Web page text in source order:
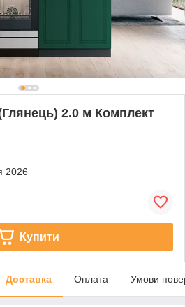
2.0 м Комплект
2026
Купити
Доставка Оплата Умови